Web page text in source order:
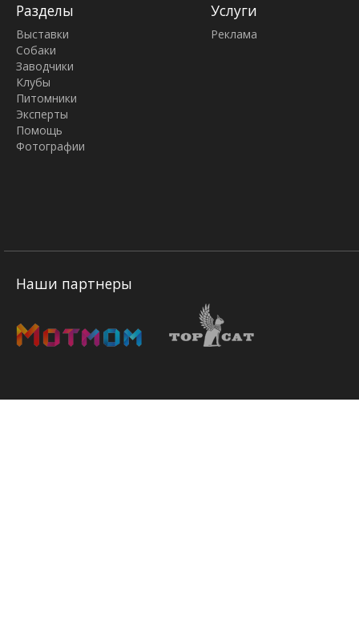
Разделы
Выставки
Собаки
Заводчики
Клубы
Питомники
Эксперты
Помощь
Фотографии
Услуги
Реклама
Наши партнеры